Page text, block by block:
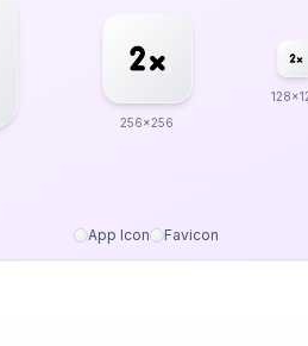
256x256
App Icon Favicon